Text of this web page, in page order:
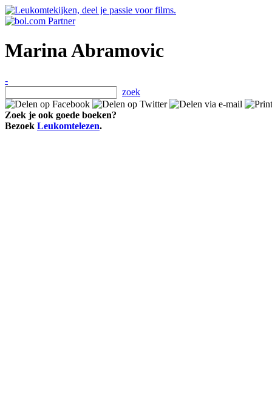
Marina Abramovic
-
zoek
Zoek je ook goede boeken?
Bezoek Leukomtelezen.